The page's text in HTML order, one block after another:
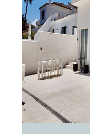
Previous